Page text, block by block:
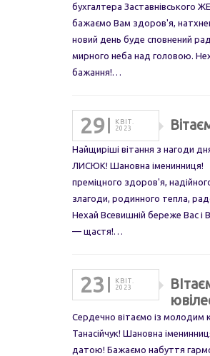
бухгалтера
бажаємо Вам здоров'я,
новий день буде сповнений
мирного неба над головою.
бажання!…
29
КВІТ.
2023
Найщиріші вітання з нагоди
ЛИСЮК! Шановна іменинниця!
преміцного здоров'я,
злагоди, родинного тепла,
Нехай Всевишній береже Вас і
— щастя!…
23
КВІТ.
2023
Сердечно вітаємо із молодим
Танасійчук! Шановна
датою! Бажаємо набуття